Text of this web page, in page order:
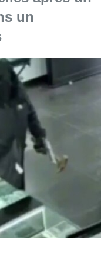
mineurs
“From Ivo to
sur Ivo
du